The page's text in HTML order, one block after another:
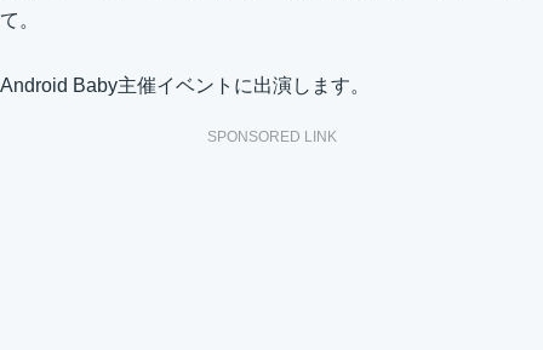
て。
Android Baby主催イベントに出演します。
SPONSORED LINK